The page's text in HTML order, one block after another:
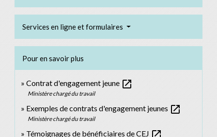
Services en ligne et formulaires
Pour en savoir plus
Contrat d'engagement jeune open_in_new
Ministère chargé du travail
Exemples de contrats d'engagement jeunes open_in_new
Ministère chargé du travail
Témoignages de bénéficiaires de CEJ open_in_new